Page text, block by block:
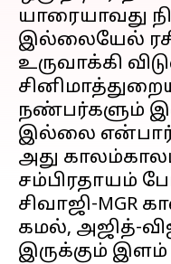
யாரையாவது
இல்லையேல்
உருவாக்கி
நண்பர்களும்
இல்லை
அது
சம்பிரதாயம்
சிவாஜி-MGR
கமல், அஜித்-
இருக்கும்